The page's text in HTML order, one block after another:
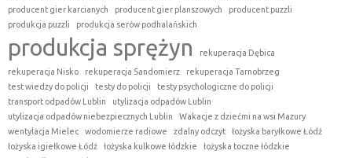
producent gier karcianych
producent gier planszowych
producent puzzli
produkcja puzzli
produkcja serów podhalańskich
produkcja sprężyn
rekuperacja Dębica
rekuperacja Nisko
rekuperacja Sandomierz
rekuperacja Tarnobrzeg
test wiedzy do policji
testy do policji
testy psychologiczne do policji
transport odpadów Lublin
utylizacja odpadów Lublin
utylizacja odpadów niebezpiecznych Lublin
Wakacje z dziećmi na wsi Mazury
wentylacja Mielec
wodomierze radiowe zdalny odczyt
łożyska baryłkowe Łódź
łożyska igiełkowe Łódź
łożyska kulkowe łódzkie
łożyska toczne łódzkie